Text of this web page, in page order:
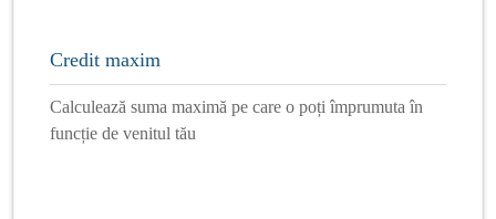
Credit maxim
Calculează suma maximă pe care o poți împrumuta în
funcție de venitul tău